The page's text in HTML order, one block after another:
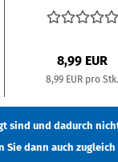
8,99 EUR
8,99 EUR pro Stk.
sind und dadurch
Sie dann auch